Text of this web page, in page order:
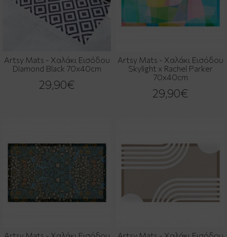
Artsy Mats - Χαλάκι Εισόδου
Diamond Black 70x40cm
29,90€
Artsy Mats - Χαλάκι Εισόδου
Skylight x Rachel Parker
70x40cm
29,90€